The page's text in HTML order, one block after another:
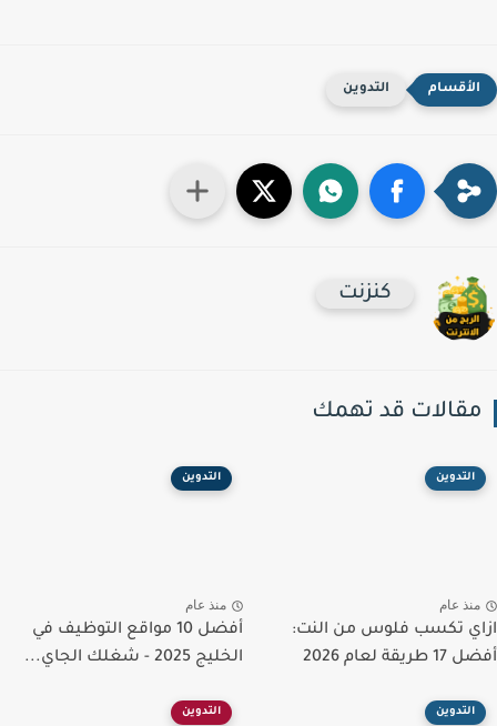
التدوين
كنزنت
قد تهمك
التدوين
عام
تكسب فلوس من النت:
لعام 2026
التدوين
منذ عام
أفضل 10 مواقع التوظيف في
الخليج 2025 - شغلك الجاي...
التدوين التدوين